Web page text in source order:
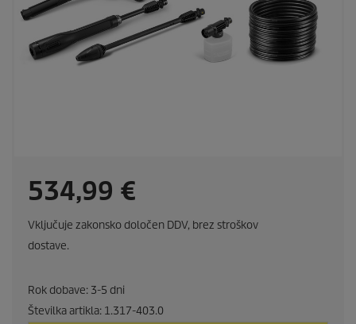
C
u
r
r
534,99 €
Vključuje zakonsko določen DDV, brez stroškov
dostave.
Rok dobave: 3-5 dni
Številka artikla: 1.317-403.0